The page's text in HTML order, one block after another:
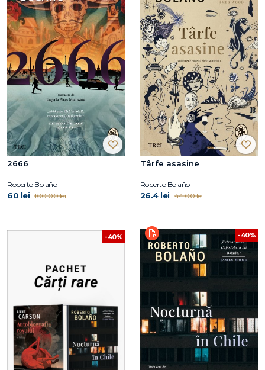
2666
Roberto Bolaño
60 lei 100.00 lei
Târfe asasine
Roberto Bolaño
26.4 lei 44.00 lei
-40% -40%